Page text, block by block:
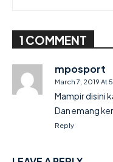
1 COMMENT
mposport
March 7, 2019 At
Mampir disini
Dan emang
Reply